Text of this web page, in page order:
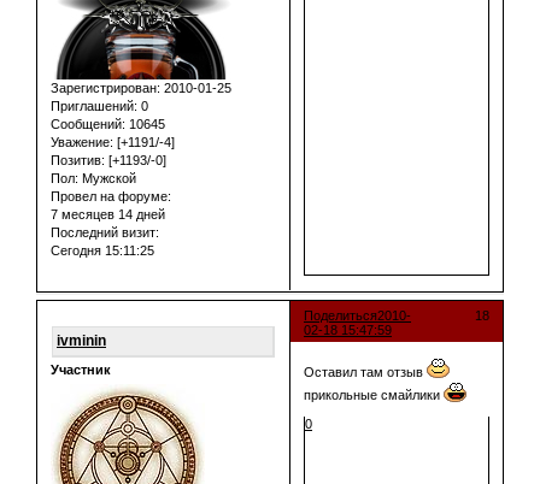
Зарегистрирован: 2010-01-25
Приглашений: 0
Сообщений: 10645
Уважение: [+1191/-4]
Позитив: [+1193/-0]
Пол: Мужской
Провел на форуме:
7 месяцев 14 дней
Последний визит:
Сегодня 15:11:25
Поделиться 18
2010-
02-18 15:47:59
ivminin
Участник
Оставил там отзыв
прикольные смайлики
0